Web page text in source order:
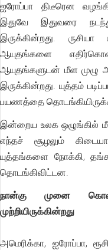
ஐரோப்பா திடீரென
இதுவே இதுவரை
இருக்கின்றது.
ஆயுதங்களை
ஆயுதங்களுடன் மீள முழு
இருக்கின்றது. யுத்தம்
பயணத்தை
இன்றைய உலக ஒழுங்கில்
எந்தச் சூழலும்
யுத்தங்களை நோக்கி,
தொடங்கிவிட்டன.
நான்கு முனை
முற்றியிருக்கின்றது
அமெரிக்கா, ஐரோப்பா,